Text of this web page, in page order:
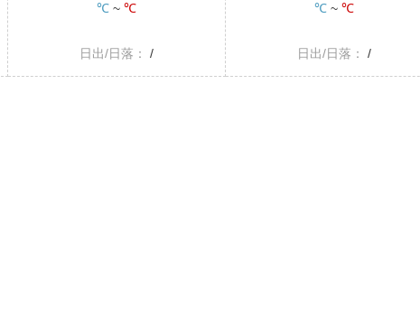
℃ ~ ℃
日出/日落： /
℃ ~ ℃
日出/日落： /